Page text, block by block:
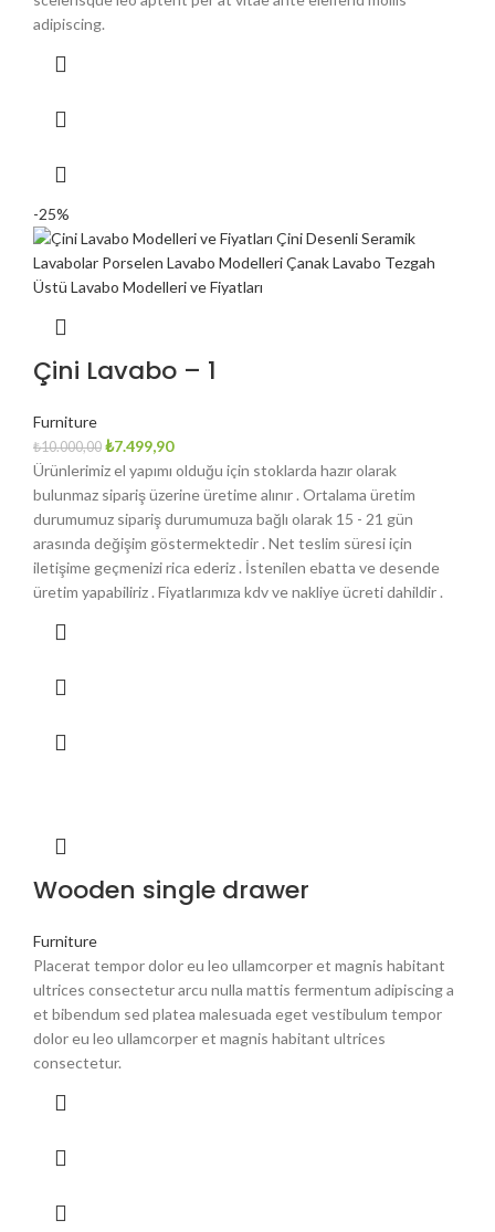
adipiscing.
-25%
Çini Lavabo – 1
Furniture
₺10.000,00 Orijinal
fiyat:
₺10.000,00.
₺7.499,90Şu
andaki
fiyat:
₺7.499,90.
Ürünlerimiz el yapımı olduğu için stoklarda hazır olarak
bulunmaz sipariş üzerine üretime alınır . Ortalama üretim
durumumuz sipariş durumumuza bağlı olarak 15 - 21 gün
arasında değişim göstermektedir . Net teslim süresi için
iletişime geçmenizi rica ederiz . İstenilen ebatta ve desende
üretim yapabiliriz . Fiyatlarımıza kdv ve nakliye ücreti dahildir .
Wooden single drawer
Furniture
Placerat tempor dolor eu leo ullamcorper et magnis habitant
ultrices consectetur arcu nulla mattis fermentum adipiscing a
et bibendum sed platea malesuada eget vestibulum tempor
dolor eu leo ullamcorper et magnis habitant ultrices
consectetur.